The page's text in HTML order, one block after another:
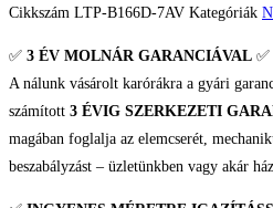
Női
mennyiség
Cikkszám LTP-B166D-7AV Kategóriák
✅ 3 ÉV MOLNÁR GARANCIÁVAL ✅
A nálunk vásárolt karórákra a gyári
számított 3 ÉVIG SZERKEZETI
magában foglalja az elemcserét,
beszabályzást – üzletünkben vagy akár